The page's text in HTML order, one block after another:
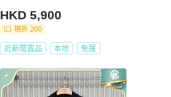
HKD 5,900
現折 200
近新閒置品 本地 免運